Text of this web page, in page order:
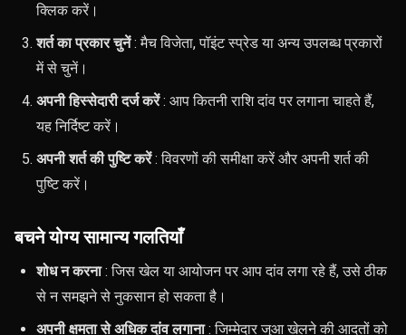
क्लिक करें।
शर्त का प्रकार चुनें: मैच विजेता, पॉइंट स्प्रेड या अन्य उपलब्ध प्रकारों
में से चुनें।
अपनी हिस्सेदारी दर्ज करें: आप कितनी राशि दांव पर लगाना चाहते हैं,
यह निर्दिष्ट करें।
अपनी शर्त की पुष्टि करें: विवरणों की समीक्षा करें और अपनी शर्त की
पुष्टि करें।
बचने योग्य सामान्य गलतियाँ
शोध न करना: जिस खेल या आयोजन पर आप दांव लगा रहे हैं, उसे ठीक
से न समझने से नुकसान हो सकता है।
अपनी क्षमता से अधिक दांव लगाना: जिम्मेदार जुआ खेलने की आदतों को